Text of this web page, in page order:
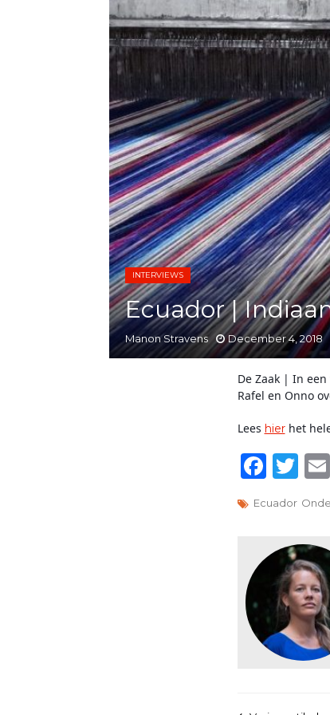
INTERVIEWS
Ecuador |
Manon Stravens December 4, 2018
De Zaak | In
Rafel en Onno
Lees hierhet
Ecuador
Bericht